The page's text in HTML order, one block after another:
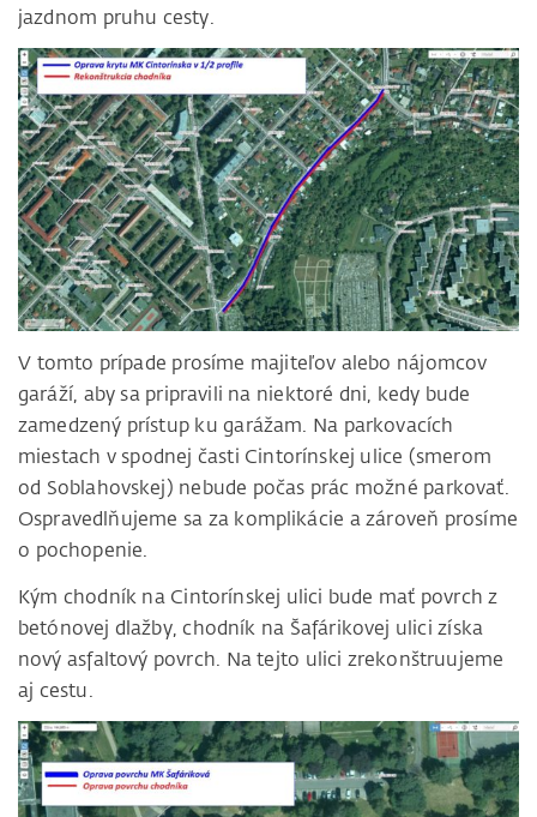
jazdnom pruhu cesty.
V tomto prípade prosíme majiteľov alebo nájomcov
garáží, aby sa pripravili na niektoré dni, kedy bude
zamedzený prístup ku garážam. Na parkovacích
miestach v spodnej časti Cintorínskej ulice (smerom
od Soblahovskej) nebude počas prác možné parkovať.
Ospravedlňujeme sa za komplikácie a zároveň prosíme
o pochopenie.
Kým chodník na Cintorínskej ulici bude mať povrch z
betónovej dlažby, chodník na Šafárikovej ulici získa
nový asfaltový povrch. Na tejto ulici zrekonštruujeme
aj cestu.